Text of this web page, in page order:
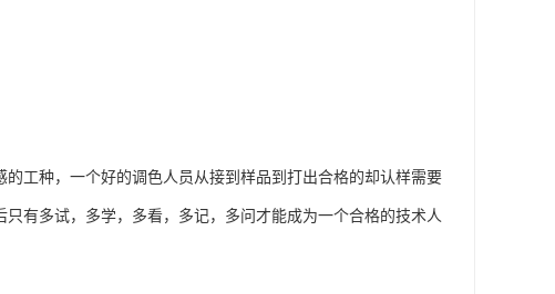
工种，一个好的调色人员从接到样品到打出合格的却认样需要
有多试，多学，多看，多记，多问才能成为一个合格的技术人